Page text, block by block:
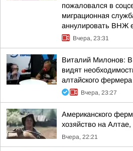
пожаловался в
миграционная
аннулировать ВНЖ
Вчера, 23:31
Виталий Милонов:
видят
алтайского
Вчера, 23:27
Американского
хозяйство на
Вчера, 22:21